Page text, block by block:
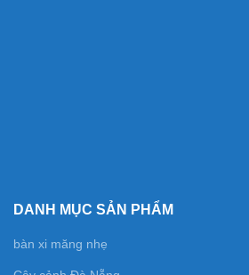
DANH MỤC SẢN PHẨM
bàn xi măng nhẹ